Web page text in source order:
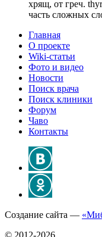
хрящ, от греч.
часть сложных
Главная
О проекте
Wiki-статьи
Фото и видео
Новости
Поиск врача
Поиск клиники
Форум
Чаво
Контакты
Создание сайта —
© 2012-2026